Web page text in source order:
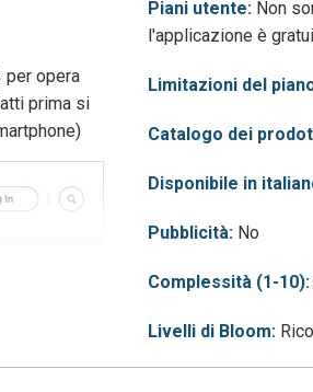
per opera
prima si
Piani utente: Non
l'applicazione è
Limitazioni del
Catalogo dei
Disponibile in
Pubblicità: No
Complessità (1-10):
Livelli di Bloom: